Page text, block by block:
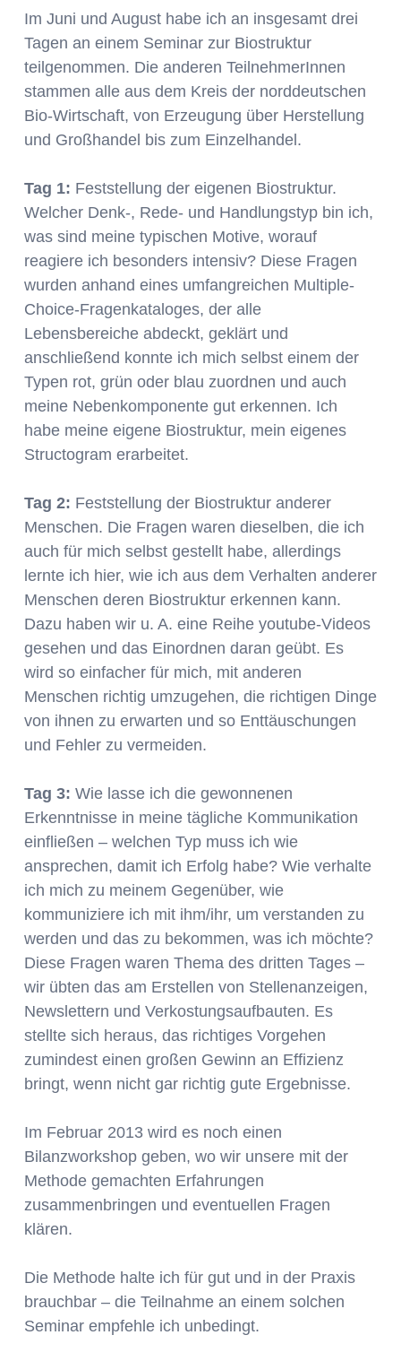
Im Juni und August habe ich an insgesamt drei
Tagen an einem Seminar zur Biostruktur
teilgenommen. Die anderen TeilnehmerInnen
stammen alle aus dem Kreis der norddeutschen
Bio-Wirtschaft, von Erzeugung über Herstellung
und Großhandel bis zum Einzelhandel.
Tag 1: Feststellung der eigenen Biostruktur.
Welcher Denk-, Rede- und Handlungstyp bin ich,
was sind meine typischen Motive, worauf
reagiere ich besonders intensiv? Diese Fragen
wurden anhand eines umfangreichen Multiple-
Choice-Fragenkataloges, der alle
Lebensbereiche abdeckt, geklärt und
anschließend konnte ich mich selbst einem der
Typen rot, grün oder blau zuordnen und auch
meine Nebenkomponente gut erkennen. Ich
habe meine eigene Biostruktur, mein eigenes
Structogram erarbeitet.
Tag 2: Feststellung der Biostruktur anderer
Menschen. Die Fragen waren dieselben, die ich
auch für mich selbst gestellt habe, allerdings
lernte ich hier, wie ich aus dem Verhalten anderer
Menschen deren Biostruktur erkennen kann.
Dazu haben wir u. A. eine Reihe youtube-Videos
gesehen und das Einordnen daran geübt. Es
wird so einfacher für mich, mit anderen
Menschen richtig umzugehen, die richtigen Dinge
von ihnen zu erwarten und so Enttäuschungen
und Fehler zu vermeiden.
Tag 3: Wie lasse ich die gewonnenen
Erkenntnisse in meine tägliche Kommunikation
einfließen – welchen Typ muss ich wie
ansprechen, damit ich Erfolg habe? Wie verhalte
ich mich zu meinem Gegenüber, wie
kommuniziere ich mit ihm/ihr, um verstanden zu
werden und das zu bekommen, was ich möchte?
Diese Fragen waren Thema des dritten Tages –
wir übten das am Erstellen von Stellenanzeigen,
Newslettern und Verkostungsaufbauten. Es
stellte sich heraus, das richtiges Vorgehen
zumindest einen großen Gewinn an Effizienz
bringt, wenn nicht gar richtig gute Ergebnisse.
Im Februar 2013 wird es noch einen
Bilanzworkshop geben, wo wir unsere mit der
Methode gemachten Erfahrungen
zusammenbringen und eventuellen Fragen
klären.
Die Methode halte ich für gut und in der Praxis
brauchbar – die Teilnahme an einem solchen
Seminar empfehle ich unbedingt.